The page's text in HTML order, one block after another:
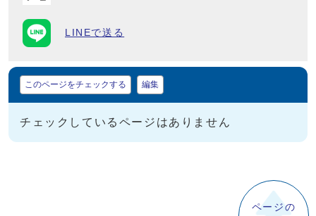
LINEで送る
マイページ
このページをチェックする 編集
チェックしているページはありません
ページの